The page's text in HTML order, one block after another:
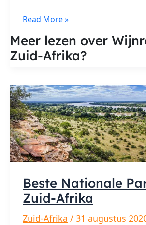
Wijnroute
Afrika
Read More »
Meer lezen over
Zuid-Afrika?
Beste Nationale
Zuid-Afrika
Zuid-Afrika / 31 augustus